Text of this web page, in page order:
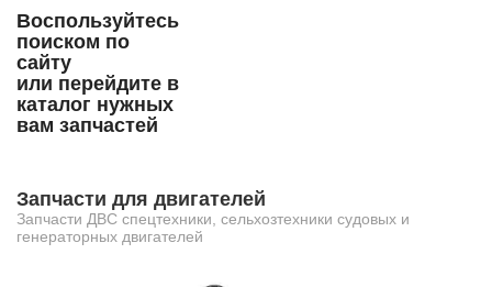
Воспользуйтесь
поиском по
сайту
или перейдите в
каталог нужных
вам запчастей
Запчасти для двигателей
Запчасти ДВС спецтехники, сельхозтехники судовых и
генераторных двигателей